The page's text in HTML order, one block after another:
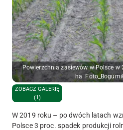
Powierzchnia zasiewów w Polsce w
ha.
ZOBACZ GALERIĘ
(1)
W 2019 roku – po dwóch latach
Polsce 3 proc. spadek produkcji